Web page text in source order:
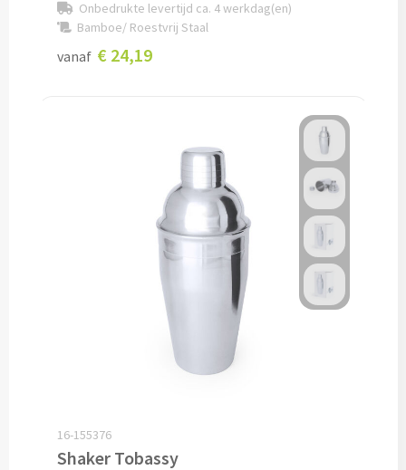
Custom made drinkflessen
Lunch
Onbedrukte levertijd ca. 4 werkdag(en)
Bamboe/ Roestvrij Staal
vanaf € 24,19
16-155376
Shaker Tobassy